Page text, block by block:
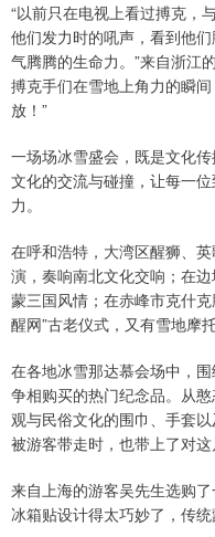
“以前只在电视上看过搏克，
他们发力时的吼声，看到他
气腾腾的生命力。”来自浙江
搏克手们在雪地上角力的瞬
放！”
一场场冰雪盛会，既是文化
文化的交流与碰撞，让每一
力。
在呼和浩特，大湾区醒狮、
演，奏响南北文化交响；在
蒙三国风情；在赤峰市克什
醒网”古老仪式，又有雪地摩
在各地冰雪那达慕会场中，
争相购买的热门纪念品。从
观与民俗文化的围巾、手套
被游客带走时，也带上了对这
来自上海的游客吴先生选购
冰箱贴设计得太巧妙了，传